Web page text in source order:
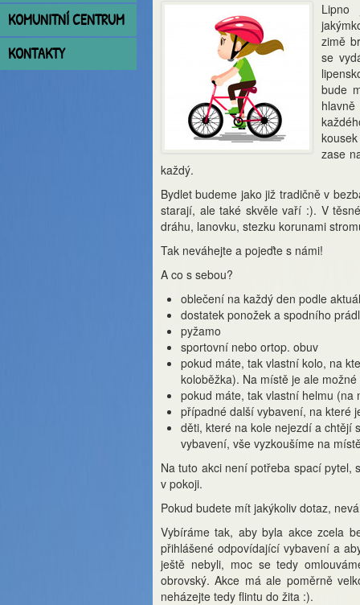
KOMUNITNÍ CENTRUM
KONTAKTY
Lipno
zimě
se
bude
zase
každý.
Bydlet budeme jako již tradičně v
starají, ale také skvěle vaří :). V
dráhu, lanovku, stezku korunami
Tak neváhejte a pojeďte s námi!
A co s sebou?
oblečení na každý den podle
dostatek ponožek a spodního
pyžamo
sportovní nebo ortop. obuv
pokud máte, tak vlastní kolo, na
koloběžka). Na místě je ale
pokud máte, tak vlastní helmu (na
případné další vybavení, na které
děti, které na kole nejezdí a chtějí
vybavení, vše vyzkoušíme na
Na tuto akci není potřeba spací
v pokoji.
Pokud budete mít jakýkoliv dotaz,
Vybíráme tak, aby byla akce zcela
přihlášené odpovídající vybavení a
ještě nebyli, moc se tedy
obrovský. Akce má ale poměrně
neházejte tedy flintu do žita :).